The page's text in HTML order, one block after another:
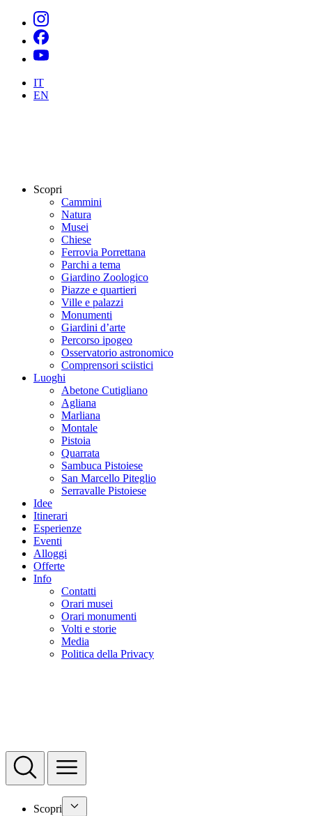
IT
EN
Scopri
Cammini
Natura
Musei
Chiese
Ferrovia Porrettana
Parchi a tema
Giardino Zoologico
Piazze e quartieri
Ville e palazzi
Monumenti
Giardini d’arte
Percorso ipogeo
Osservatorio astronomico
Comprensori sciistici
Luoghi
Abetone Cutigliano
Agliana
Marliana
Montale
Pistoia
Quarrata
Sambuca Pistoiese
San Marcello Piteglio
Serravalle Pistoiese
Idee
Itinerari
Esperienze
Eventi
Alloggi
Offerte
Info
Contatti
Orari musei
Orari monumenti
Volti e storie
Media
Politica della Privacy
Scopri